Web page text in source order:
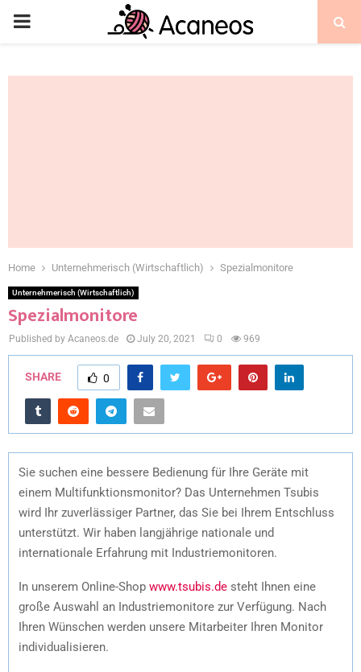
Home Unternehmerisch (Wirtschaftlich) Spezialmonitore
Unternehmerisch (Wirtschaftlich)
Spezialmonitore
Published by Acaneos.de July 20, 2021 0 969
SHARE 0
Sie suchen eine bessere Bedienung für Ihre Geräte mit
einem Multifunktionsmonitor? Das Unternehmen Tsubis
wird Ihr zuverlässiger Partner, das Sie bei Ihrem Entschluss
unterstützt. Wir haben langjährige nationale und
internationale Erfahrung mit Industriemonitoren.
In unserem Online-Shop www.tsubis.de steht Ihnen eine
große Auswahl an Industriemonitore zur Verfügung. Nach
Ihren Wünschen werden unsere Mitarbeiter Ihren Monitor
individualisieren.